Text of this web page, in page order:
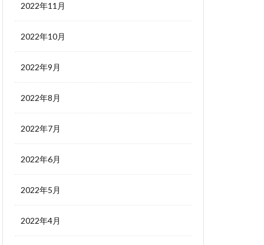
2022年11月
2022年10月
2022年9月
2022年8月
2022年7月
2022年6月
2022年5月
2022年4月